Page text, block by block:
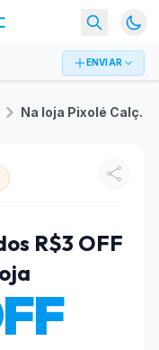
ENVIAR
Na loja Pixolé Calçados R$3 OFF em toda a loja
R$3 OFF